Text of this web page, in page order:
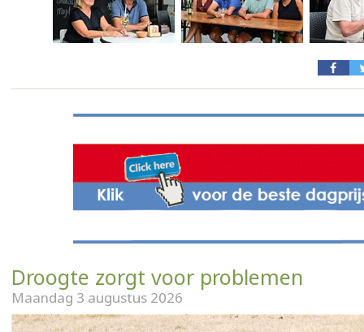
Droogte zorgt voor problemen
Maandag 3 augustus 2026